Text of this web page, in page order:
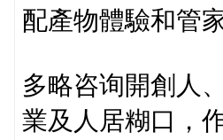
配產物體驗和管
多略咨询開創人
業及人居糊口，